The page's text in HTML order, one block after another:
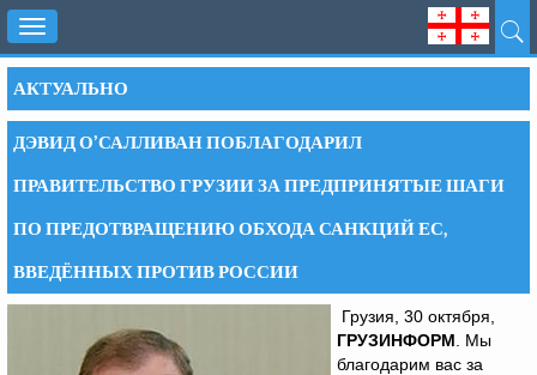
Toggle
navigation
АКТУАЛЬНО
ДЭВИД О’САЛЛИВАН ПОБЛАГОДАРИЛ
ПРАВИТЕЛЬСТВО ГРУЗИИ ЗА ПРЕДПРИНЯТЫЕ ШАГИ
ПО ПРЕДОТВРАЩЕНИЮ ОБХОДА САНКЦИЙ ЕС,
ВВЕДЁННЫХ ПРОТИВ РОССИИ
Грузия, 30 октября,
ГРУЗИНФОРМ . Мы
благодарим вас за